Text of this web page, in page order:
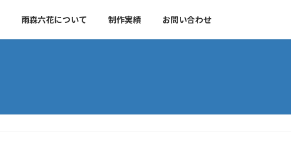
雨森六花について 制作実績 お問い合わせ